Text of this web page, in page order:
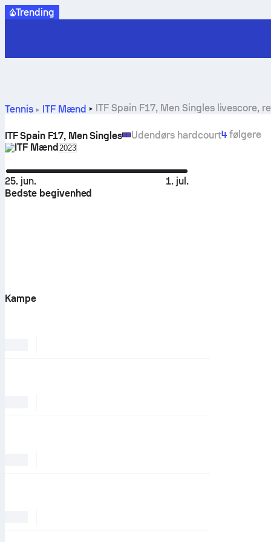
Trending
Tennis ITF Mænd ITF Spain F17, Men Singles livescore,
ITF Spain F17, Men Singles Udendørs hardcourt4 følgere
ITF MændSelect season in unique tournament header
2023
25. jun.
1. jul.
Bedste begivenhed
Kampe